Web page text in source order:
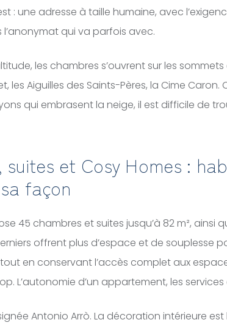
: une adresse à taille humaine, avec
l’anonymat qui va parfois avec.
les chambres s’ouvrent sur les
les Aiguilles des Saints-Pères, la Cime Caron.
qui embrasent la neige, il est difficile de
suites et Cosy Homes :
façon
45 chambres et suites jusqu’à 82 m², ainsi
offrent plus d’espace et de souplesse
en conservant l’accès complet aux
L’autonomie d’un appartement, les services
Antonio Arrò. La décoration intérieure